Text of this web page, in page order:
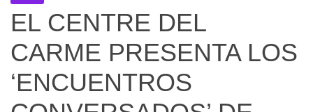
EL CENTRE DEL
CARME PRESENTA LOS
‘ENCUENTROS